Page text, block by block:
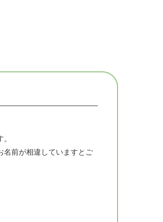
前が相違していますとご